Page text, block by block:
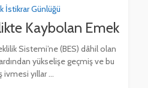
İstikrar Günlüğü
Kaybolan Emek
Sistemi’ne (BES) dâhil olan
ardından yükselişe geçmiş ve bu
ivmesi yıllar ...